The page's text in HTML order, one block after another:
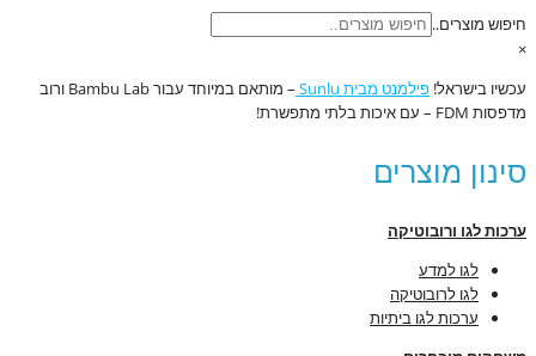
חיפוש מוצרים..
×
עכשיו בישראל! פילמנט מבית Sunlu
– מותאם במיוחד עבור Bambu Lab ורוב
מדפסות FDM – עם איכות בלתי מתפשרת!
סינון מוצרים
ערכות לגו ורובוטיקה
לגו למדע
לגו לרובוטיקה
ערכות לגו ביתיות